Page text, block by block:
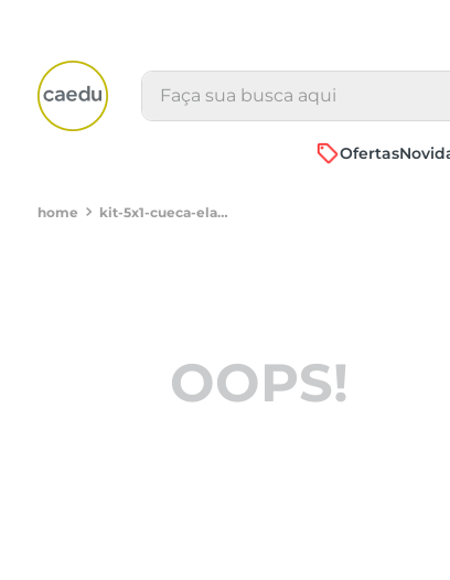
Faça sua busca aqui
Ofertas
kit-5x1-cueca-elast--embutido---m-23880007
OOPS!